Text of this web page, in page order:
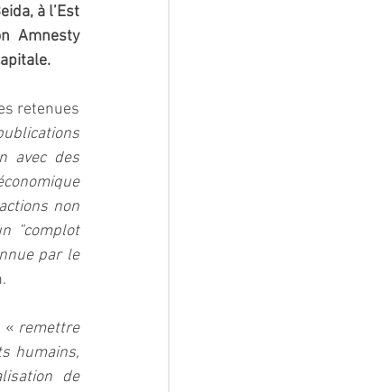
à l’Est
Amnesty
retenues
avec des
non
“complot
par le
« remettre
humains,
de